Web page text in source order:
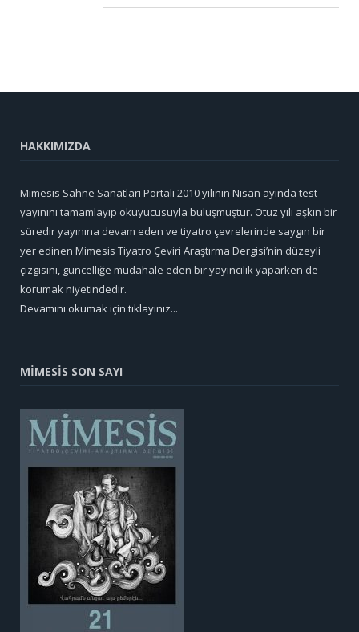
HAKKIMIZDA
Mimesis Sahne Sanatları Portali 2010 yılının Nisan ayında test
yayınını tamamlayıp okuyucusuyla buluşmuştur. Otuz yılı aşkın bir
süredir yayınına devam eden ve tiyatro çevrelerinde saygın bir
yer edinen Mimesis Tiyatro Çeviri Araştırma Dergisi’nin düzeyli
çizgisini, güncelliğe müdahale eden bir yayıncılık yaparken de
korumak niyetindedir.
Devamını okumak için tıklayınız...
MİMESİS SON SAYI